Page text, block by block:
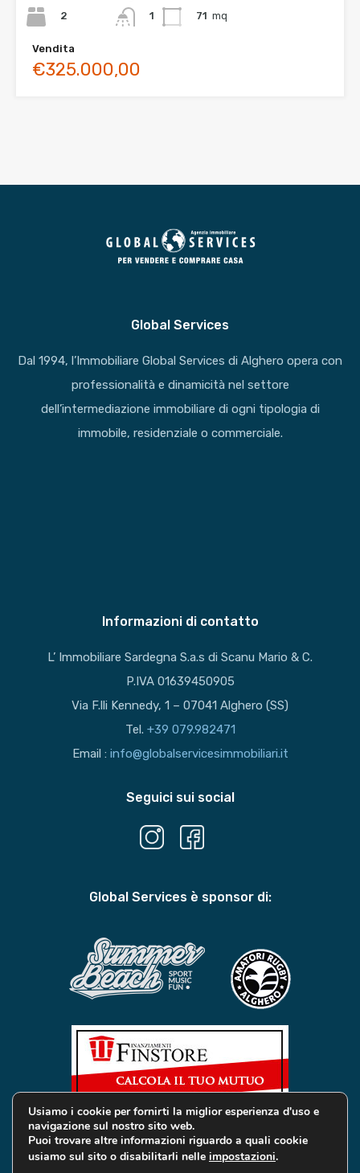
2
1
71 mq
Vendita
€325.000,00
Global Services
Dal 1994, l’Immobiliare Global Services di Alghero opera con
professionalità e dinamicità nel settore
dell’intermediazione immobiliare di ogni tipologia di
immobile, residenziale o commerciale.
Informazioni di contatto
L’ Immobiliare Sardegna S.a.s di Scanu Mario & C.
P.IVA 01639450905
Via F.lli Kennedy, 1 – 07041 Alghero (SS)
Tel. +39 079.982471
Email : info@globalservicesimmobiliari.it
Seguici sui social
Global Services è sponsor di:
© 2019 Global Services Immobiliari | All rights reserved |
Usiamo i cookie per fornirti la miglior esperienza d'uso e
navigazione sul nostro sito web.
Puoi trovare altre informazioni riguardo a quali cookie
usiamo sul sito o disabilitarli nelle impostazioni.